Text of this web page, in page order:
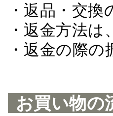
・返品・交
・返金方法
・返金の際
お買い物の